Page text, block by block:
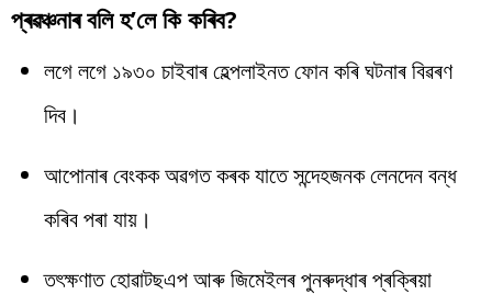
প্ৰৱঞ্চনাৰ বলি হ’লে কি কৰিব?
লগে লগে ১৯৩০ চাইবাৰ হেল্পলাইনত ফোন কৰি ঘটনাৰ বিৱৰণ
দিব।
আপোনাৰ বেংকক অৱগত কৰক যাতে সন্দেহজনক লেনদেন বন্ধ
কৰিব পৰা যায়।
তৎক্ষণাত হোৱাটছএপ আৰু জিমেইলৰ পুনৰুদ্ধাৰ প্ৰক্ৰিয়া